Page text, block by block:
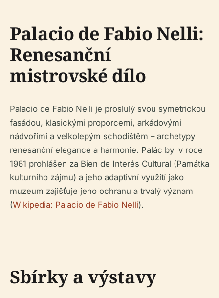
Palacio de Fabio Nelli:
Renesanční
mistrovské dílo
Palacio de Fabio Nelli je proslulý svou symetrickou
fasádou, klasickými proporcemi, arkádovými
nádvořími a velkolepým schodištěm – archetypy
renesanční elegance a harmonie. Palác byl v roce
1961 prohlášen za Bien de Interés Cultural (Památka
kulturního zájmu) a jeho adaptivní využití jako
muzeum zajišťuje jeho ochranu a trvalý význam
(Wikipedia: Palacio de Fabio Nelli).
Sbírky a výstavy